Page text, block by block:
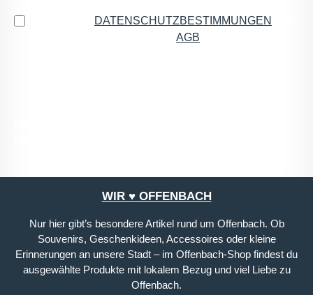
DATENSCHUTZBESTIMMUNGEN
AGB
WIR ♥ OFFENBACH
Nur hier gibt’s besondere Artikel rund um Offenbach. Ob
Souvenirs, Geschenkideen, Accessoires oder kleine
Erinnerungen an unsere Stadt – im Offenbach-Shop findest du
ausgewählte Produkte mit lokalem Bezug und viel Liebe zu
Offenbach.